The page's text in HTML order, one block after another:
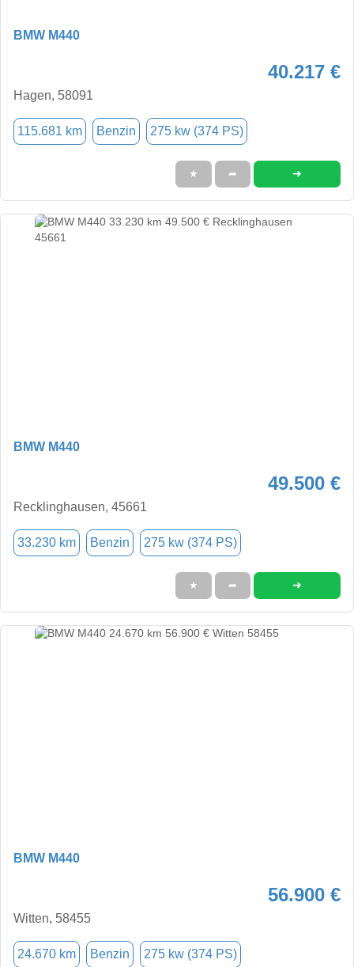
BMW M440
40.217 €
Hagen, 58091
115.681 km Benzin 275 kw (374 PS)
★ ➦ ➜
BMW M440
49.500 €
Recklinghausen, 45661
33.230 km Benzin 275 kw (374 PS)
★ ➦ ➜
BMW M440
56.900 €
Witten, 58455
24.670 km Benzin 275 kw (374 PS)